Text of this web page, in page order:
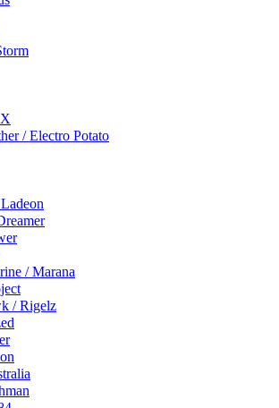
/ Electro Potato
/ Marana
/ Rigelz